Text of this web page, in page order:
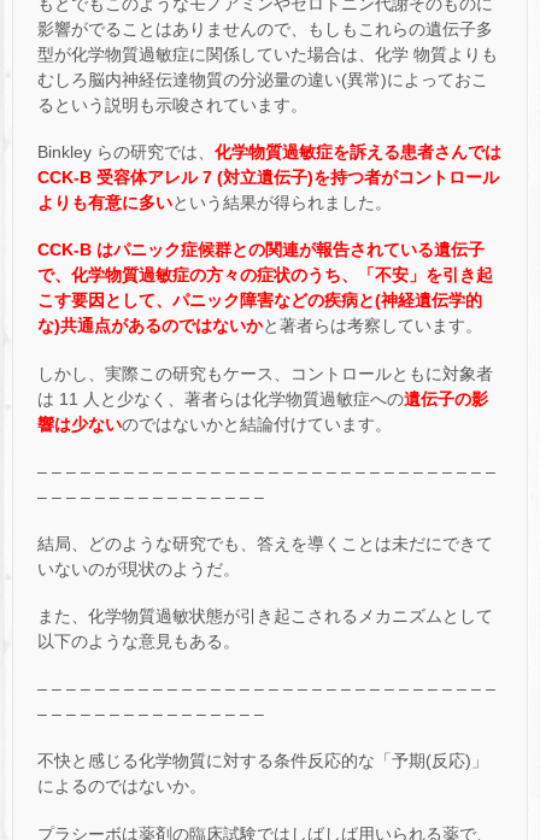
影響がでることはありませんので、もしもこれらの遺伝子多
型が化学物質過敏症に関係していた場合は、化学 物質よりも
むしろ脳内神経伝達物質の分泌量の違い(異常)によっておこ
るという説明も示唆されています。
Binkley らの研究では、 化学物質過敏症を訴える患者さんでは
CCK-B 受容体アレル 7 (対立遺伝子)を持つ者がコントロール
よりも有意に多いという結果が得られました。
CCK-B はパニック症候群との関連が報告されている遺伝子
で、化学物質過敏症の方々の症状のうち、「不安」を引き起
こす要因として、パニック障害などの疾病と(神経遺伝学的
な)共通点があるのではないかと著者らは考察しています。
しかし、実際この研究もケース、コントロールともに対象者
は 11 人と少なく、著者らは化学物質過敏症への遺伝子の影
響は少ないのではないかと結論付けています。
– – – – – – – – – – – – – – – – – – – – – – – – – – – – – – – –
– – – – – – – – – – – – – – – –
結局、どのような研究でも、答えを導くことは未だにできて
いないのが現状のようだ。
また、化学物質過敏状態が引き起こされるメカニズムとして
以下のような意見もある。
– – – – – – – – – – – – – – – – – – – – – – – – – – – – – – – –
– – – – – – – – – – – – – – – –
不快と感じる化学物質に対する条件反応的な「予期(反応)」
によるのではないか。
プラシーボは薬剤の臨床試験ではしばしば用いられる薬で、